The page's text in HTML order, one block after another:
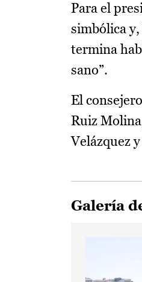
Para el
simbólica
termina
sano”.
El
Ruiz
Velázquez
Galería